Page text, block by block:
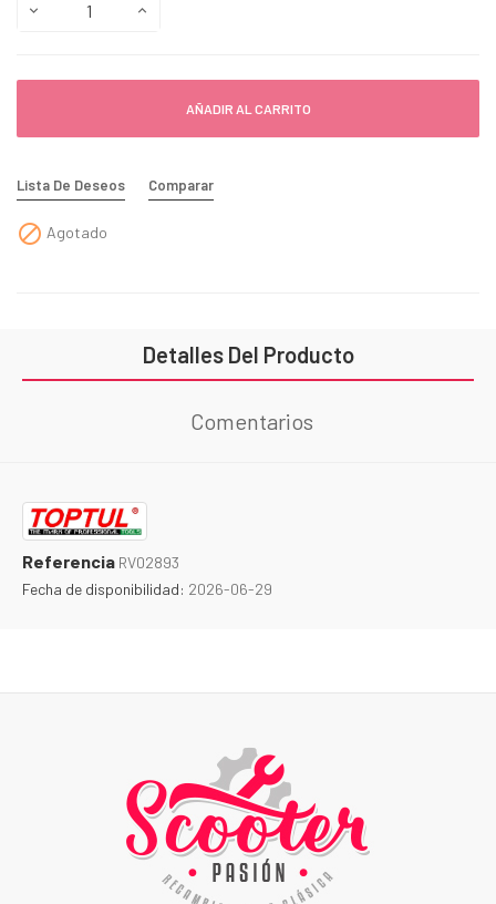
AÑADIR AL CARRITO
Lista De Deseos Comparar
 Agotado
Detalles Del Producto
Comentarios
Referencia RV02893
Fecha de disponibilidad: 2026-06-29